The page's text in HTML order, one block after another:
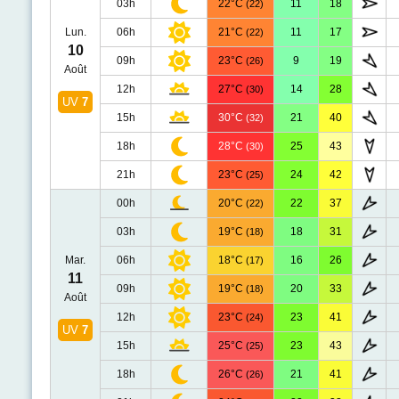
Lun.
10
Août
UV 7
03h 22°C (22) 11 18
06h 21°C (22) 11 17
09h 23°C (26) 9 19
12h 27°C (30) 14 28
15h 30°C (32) 21 40
18h 28°C (30) 25 43
21h 23°C (25) 24 42
Mar.
11
Août
UV 7
00h 20°C (22) 22 37
03h 19°C (18) 18 31
06h 18°C (17) 16 26
09h 19°C (18) 20 33
12h 23°C (24) 23 41
15h 25°C (25) 23 43
18h 26°C (26) 21 41